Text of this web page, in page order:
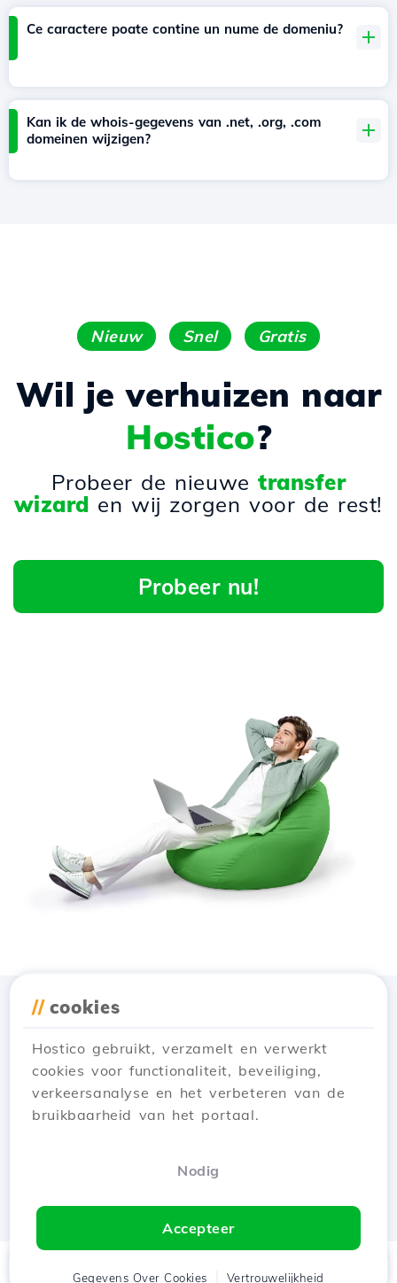
Ce caractere poate contine un nume de domeniu?
Kan ik de whois-gegevens van .net, .org, .com
domeinen wijzigen?
Nieuw Snel Gratis
Wil je verhuizen naar
Hostico?
Probeer de nieuwetransfer
wizard en wij zorgen voor de rest!
Probeer nu!
// cookies
Hostico gebruikt, verzamelt en verwerkt
cookies voor functionaliteit, beveiliging,
verkeersanalyse en het verbeteren van de
bruikbaarheid van het portaal.
Nodig
Accepteer
Gegevens Over Cookies Vertrouwelijkheid
Cliënt Winkelwagen Chat
Download de app